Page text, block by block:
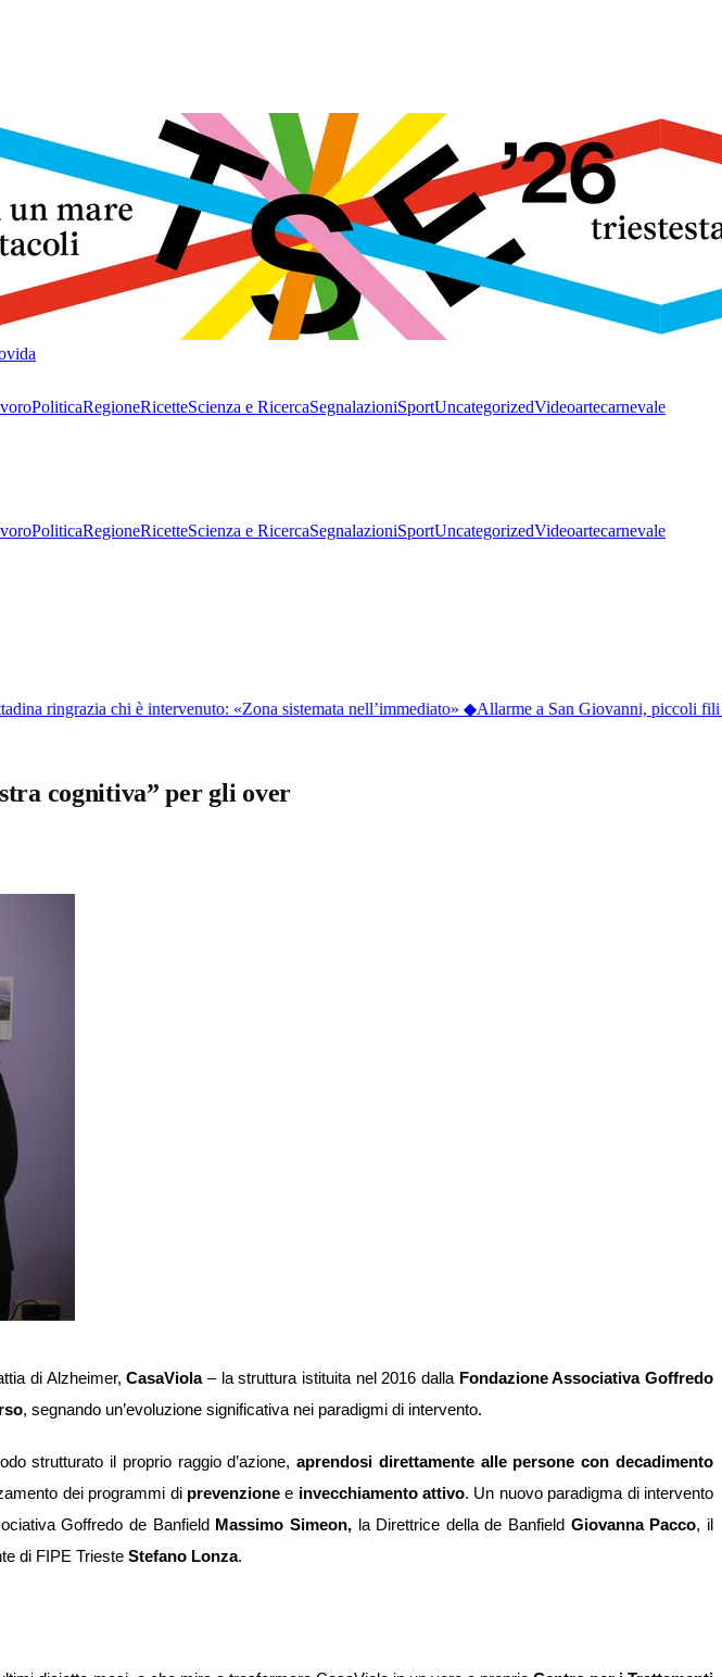
PoliticaRegioneRicetteScienza e RicercaSegnalazioniSportUncategorizedVideoartecarnevale
PoliticaRegioneRicetteScienza e RicercaSegnalazioniSportUncategorizedVideoartecarnevale
ringrazia chi è intervenuto: «Zona sistemata nell’immediato»◆Allarme a San Giovanni, piccoli fili
cognitiva” per gli over
di Alzheimer,CasaViola– la struttura istituita nel 2016 dalla Fondazione Associativa Goffredo
, segnando un’evoluzione significativa nei paradigmi di intervento.
strutturato il proprio raggio d’azione,aprendosi direttamente alle persone con decadimento
dei programmi di prevenzionee invecchiamento attivo. Un nuovo paradigma di intervento
Goffredo de BanfieldMassimo Simeon, la Direttrice della de Banfield Giovanna Pacco, il
di FIPE Trieste Stefano Lonza.